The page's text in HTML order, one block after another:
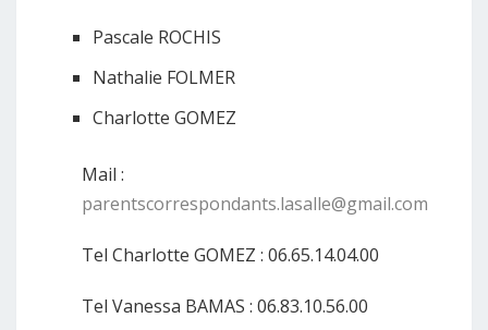
Pascale ROCHIS
Nathalie FOLMER
Charlotte GOMEZ
Mail :
parentscorrespondants.lasalle@gmail.com
Tel Charlotte GOMEZ : 06.65.14.04.00
Tel Vanessa BAMAS : 06.83.10.56.00